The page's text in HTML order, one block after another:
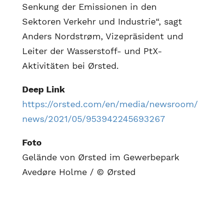
Senkung der Emissionen in den
Sektoren Verkehr und Industrie“, sagt
Anders Nordstrøm, Vizepräsident und
Leiter der Wasserstoff- und PtX-
Aktivitäten bei Ørsted.
Deep Link
https://orsted.com/en/media/newsroom/
news/2021/05/953942245693267
Foto
Gelände von Ørsted im Gewerbepark
Avedøre Holme / © Ørsted